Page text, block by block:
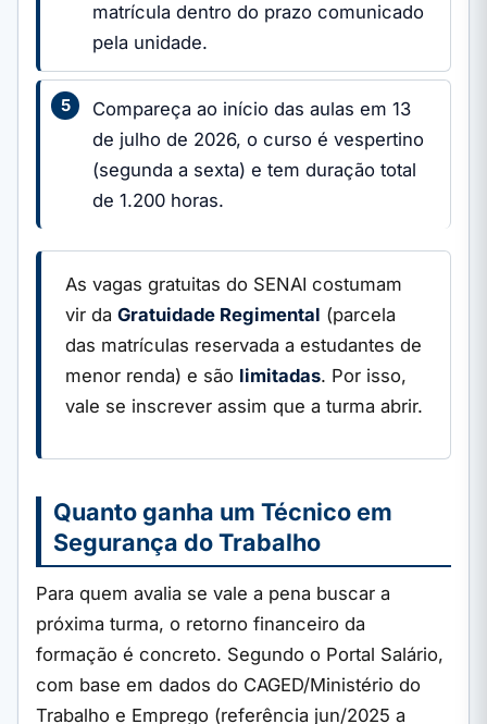
matrícula dentro do prazo comunicado
pela unidade.
Compareça ao início das aulas em 13
de julho de 2026, o curso é vespertino
(segunda a sexta) e tem duração total
de 1.200 horas.
As vagas gratuitas do SENAI costumam
vir da Gratuidade Regimental (parcela
das matrículas reservada a estudantes de
menor renda) e são limitadas. Por isso,
vale se inscrever assim que a turma abrir.
Quanto ganha um Técnico em
Segurança do Trabalho
Para quem avalia se vale a pena buscar a
próxima turma, o retorno financeiro da
formação é concreto. Segundo o Portal Salário,
com base em dados do CAGED/Ministério do
Trabalho e Emprego (referência jun/2025 a